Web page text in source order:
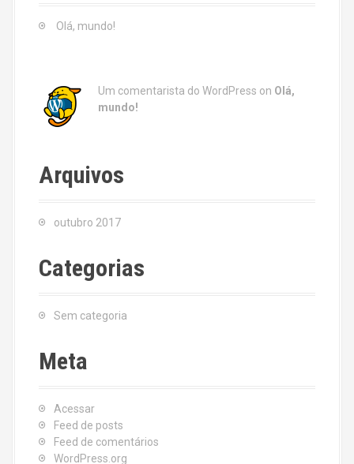
Olá, mundo!
Um comentarista do WordPress on Olá,
mundo!
Arquivos
outubro 2017
Categorias
Sem categoria
Meta
Acessar
Feed de posts
Feed de comentários
WordPress.org